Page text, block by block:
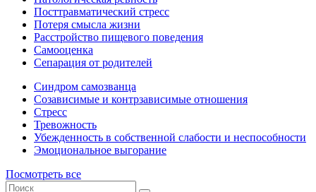
Посттравматический стресс
Потеря смысла жизни
Расстройство пищевого поведения
Самооценка
Сепарация от родителей
Синдром самозванца
Созависимые и контрзависимые отношения
Стресс
Тревожность
Убежденность в собственной слабости и неспособности
Эмоциональное выгорание
Посмотреть все